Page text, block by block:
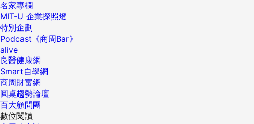
名家專欄
MIT-U 企業探照燈
特別企劃
Podcast《商周Bar》
alive
良醫健康網
Smart自學網
商周財富網
圓桌趨勢論壇
百大顧問團
數位閱讀